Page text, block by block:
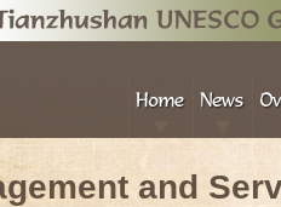
and